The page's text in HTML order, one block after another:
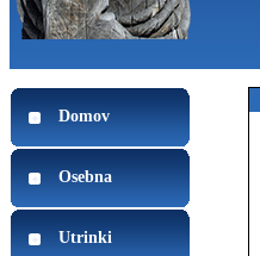
Domov
Osebna
Utrinki